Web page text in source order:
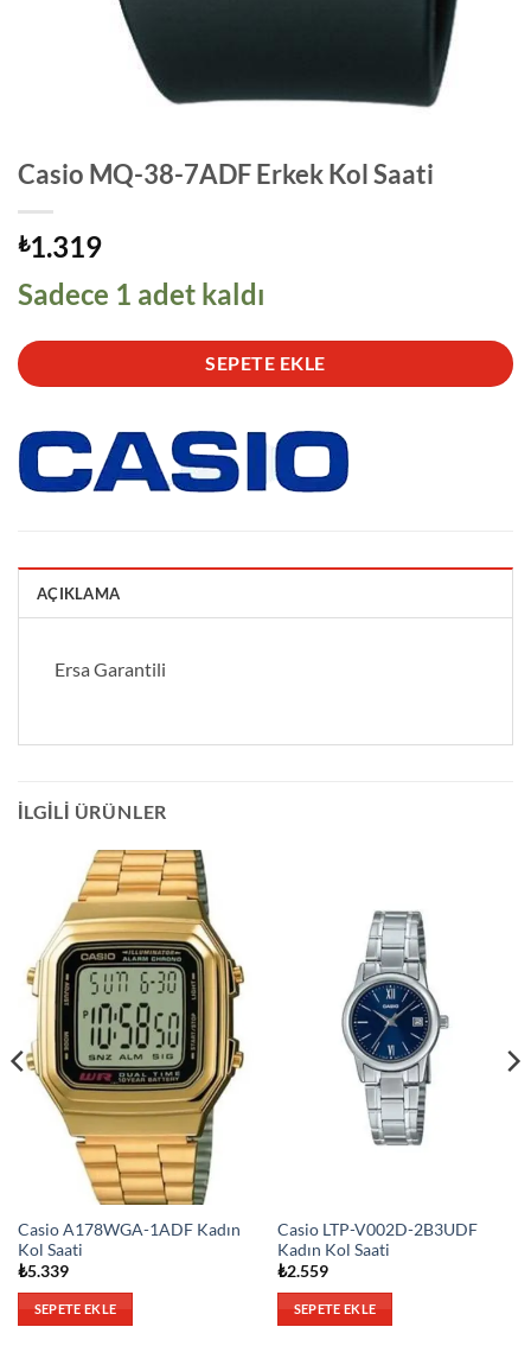
Casio MQ-38-7ADF Erkek Kol Saati
₺1.319
Sadece 1 adet kaldı
SEPETE EKLE
AÇIKLAMA
Ersa Garantili
İLGILI ÜRÜNLER
Casio A178WGA-1ADF Kadın
Kol Saati
₺5.339
SEPETE EKLE
Casio LTP-V002D-2B3UDF
Kadın Kol Saati
₺2.559
SEPETE EKLE